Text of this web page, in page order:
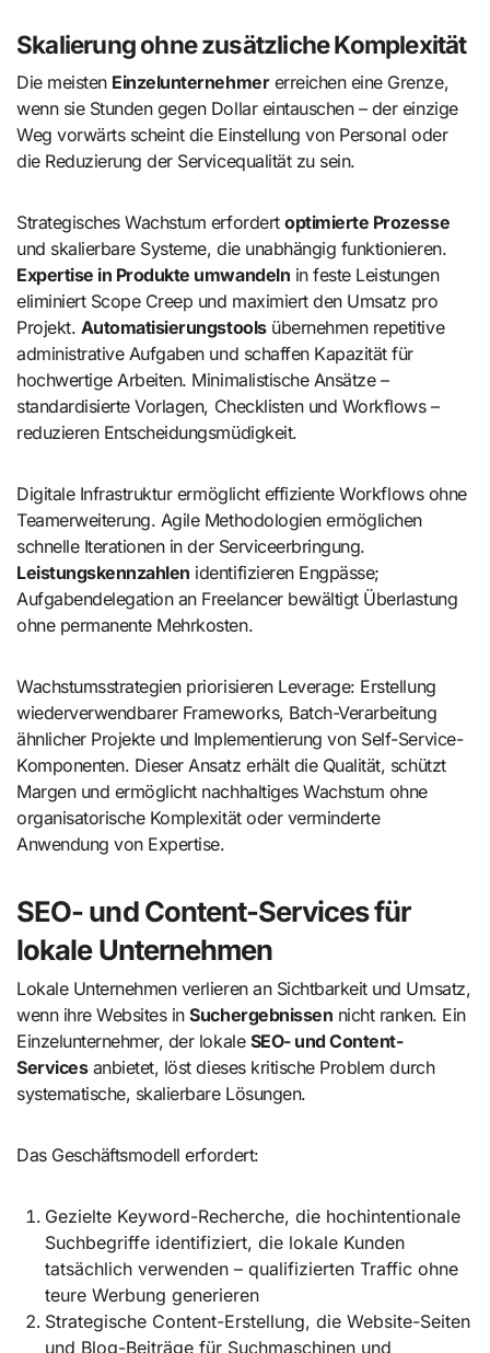
Skalierung ohne zusätzliche Komplexität
Die meisten Einzelunternehmererreichen eine Grenze,
wenn sie Stunden gegen Dollar eintauschen – der einzige
Weg vorwärts scheint die Einstellung von Personal oder
die Reduzierung der Servicequalität zu sein.
Strategisches Wachstum erfordertoptimierte Prozesse
und skalierbare Systeme, die unabhängig funktionieren.
Expertise in Produkte umwandeln in feste Leistungen
eliminiert Scope Creep und maximiert den Umsatz pro
Projekt. Automatisierungstoolsübernehmen repetitive
administrative Aufgaben und schaffen Kapazität für
hochwertige Arbeiten. Minimalistische Ansätze –
standardisierte Vorlagen, Checklisten und Workflows –
reduzieren Entscheidungsmüdigkeit.
Digitale Infrastruktur ermöglicht effiziente Workflows ohne
Teamerweiterung. Agile Methodologien ermöglichen
schnelle Iterationen in der Serviceerbringung.
Leistungskennzahlen identifizieren Engpässe;
Aufgabendelegation an Freelancer bewältigt Überlastung
ohne permanente Mehrkosten.
Wachstumsstrategien priorisieren Leverage: Erstellung
wiederverwendbarer Frameworks, Batch-Verarbeitung
ähnlicher Projekte und Implementierung von Self-Service-
Komponenten. Dieser Ansatz erhält die Qualität, schützt
Margen und ermöglicht nachhaltiges Wachstum ohne
organisatorische Komplexität oder verminderte
Anwendung von Expertise.
SEO- und Content-Services für
lokale Unternehmen
Lokale Unternehmen verlieren an Sichtbarkeit und Umsatz,
wenn ihre Websites inSuchergebnissen nicht ranken. Ein
Einzelunternehmer, der lokale SEO- und Content-
Servicesanbietet, löst dieses kritische Problem durch
systematische, skalierbare Lösungen.
Das Geschäftsmodell erfordert:
Gezielte Keyword-Recherche, die hochintentionale
Suchbegriffe identifiziert, die lokale Kunden
tatsächlich verwenden – qualifizierten Traffic ohne
teure Werbung generieren
Strategische Content-Erstellung, die Website-Seiten
und Blog-Beiträge für Suchmaschinen und